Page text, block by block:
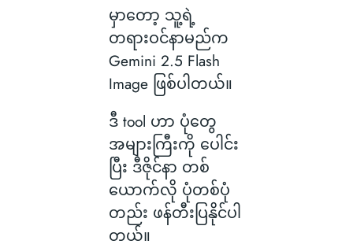
မှာတော့ သူ့ရဲ့
တရားဝင်နာမည်က
Gemini 2.5 Flash
Image ဖြစ်ပါတယ်။
ဒီ tool ဟာ ပုံတွေ
အများကြီးကို ပေါင်း
ပြီး ဒီဇိုင်နာ တစ်
ယောက်လို ပုံတစ်ပုံ
တည်း ဖန်တီးပြနိုင်ပါ
တယ်။